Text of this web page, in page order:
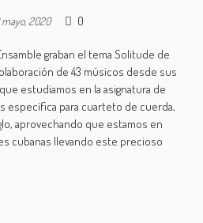
2020 0
graban el tema Solitude de
de 43 músicos desde sus
estudiamos en la asignatura de
específica para cuarteto de cuerda,
aprovechando que estamos en
cubanas llevando este precioso